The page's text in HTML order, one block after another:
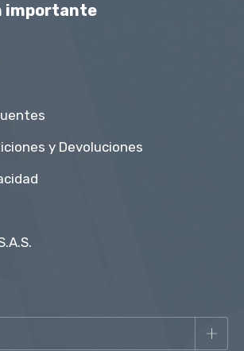
importante
y Devoluciones